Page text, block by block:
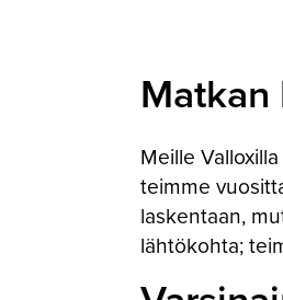
Meille
teimme
laskentaan,
lähtökohta;